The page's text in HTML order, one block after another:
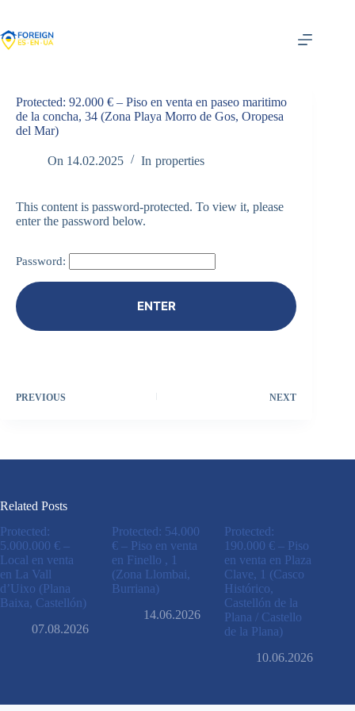
content
Protected: 92.000 € – Piso en venta en paseo maritimo
de la concha, 34 (Zona Playa Morro de Gos, Oropesa
del Mar)
On 14.02.2025 In properties
This content is password-protected. To view it, please
enter the password below.
Password:
PREVIOUS NEXT
Related Posts
Protected:
5.000.000 € –
Local en venta
en La Vall
d’Uixo (Plana
Baixa, Castellón)
07.08.2026
Protected: 54.000
€ – Piso en venta
en Finello , 1
(Zona Llombai,
Burriana)
14.06.2026
Protected:
190.000 € – Piso
en venta en Plaza
Clave, 1 (Casco
Histórico,
Castellón de la
Plana / Castello
de la Plana)
10.06.2026